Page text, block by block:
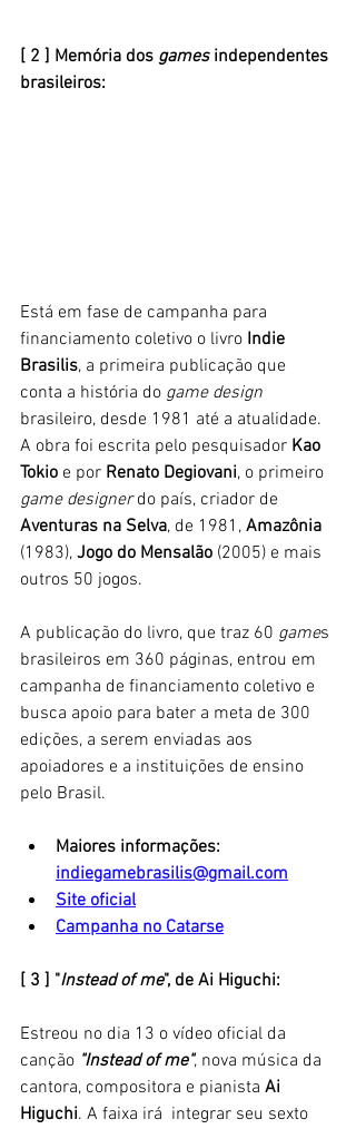
[ 2 ] Memória dos games independentes
brasileiros:
Está em fase de campanha para
financiamento coletivo o livro Indie
Brasilis, a primeira publicação que
conta a história do game design
brasileiro, desde 1981 até a atualidade.
A obra foi escrita pelo pesquisador Kao
Tokio e por Renato Degiovani, o primeiro
game designer do país, criador de
Aventuras na Selva, de 1981, Amazônia
(1983), Jogo do Mensalão (2005) e mais
outros 50 jogos.
A publicação do livro, que traz 60 games
brasileiros em 360 páginas, entrou em
campanha de financiamento coletivo e
busca apoio para bater a meta de 300
edições, a serem enviadas aos
apoiadores e a instituições de ensino
pelo Brasil.
Maiores informações:
indiegamebrasilis@gmail.com
Site oficial
Campanha no Catarse
[ 3 ] "Instead of me", de Ai Higuchi:
Estreou no dia 13 o vídeo oficial da
canção "Instead of me", nova música da
cantora, compositora e pianista Ai
Higuchi. A faixa irá  integrar seu sexto